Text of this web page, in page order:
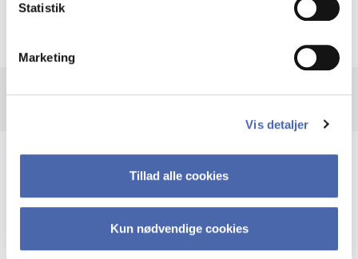
Statistik
Marketing
Vis detaljer
Tillad alle cookies
Kun nødvendige cookies
Krigen i Ukraine
Cybersikkerhed